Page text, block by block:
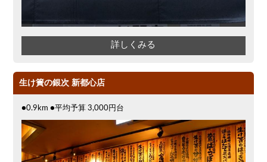
詳しくみる
生け簀の銀次 新都心店
●0.9km ●平均予算 3,000円台